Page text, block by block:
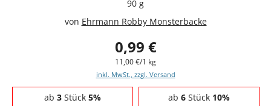
90 g
von Ehrmann Robby Monsterbacke
0,99 €
11,00 €/1 kg
inkl. MwSt., zzgl. Versand
Staffelpreise - Mengenrabatt
ab 3Stück 5% ab 6Stück 10%